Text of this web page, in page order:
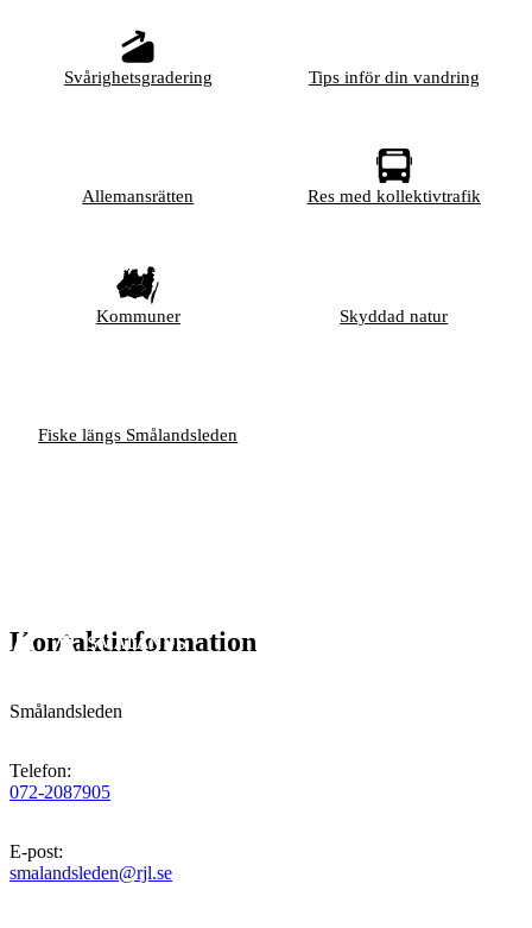
Svårighetsgradering Tips inför din vandring
Allemansrätten Res med kollektivtrafik
Kommuner Skyddad natur
Fiske längs Smålandsleden
Kontaktinformation
Smålandsleden
Telefon:
072-2087905
E-post:
smalandsleden@rjl.se